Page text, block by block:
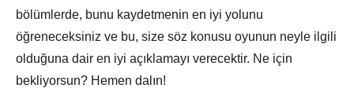
bölümlerde, bunu kaydetmenin en iyi yolunu
öğreneceksiniz ve bu, size söz konusu oyunun neyle ilgili
olduğuna dair en iyi açıklamayı verecektir. Ne için
bekliyorsun? Hemen dalın!